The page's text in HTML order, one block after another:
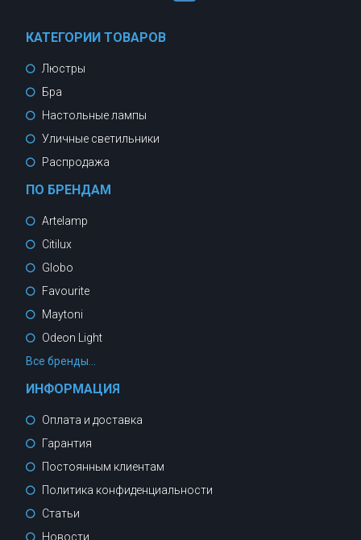
КАТЕГОРИИ ТОВАРОВ
Люстры
Бра
Настольные лампы
Уличные светильники
Распродажа
ПО БРЕНДАМ
Artelamp
Citilux
Globo
Favourite
Maytoni
Odeon Light
Все бренды...
ИНФОРМАЦИЯ
Оплата и доставка
Гарантия
Постоянным клиентам
Политика конфиденциальности
Статьи
Новости